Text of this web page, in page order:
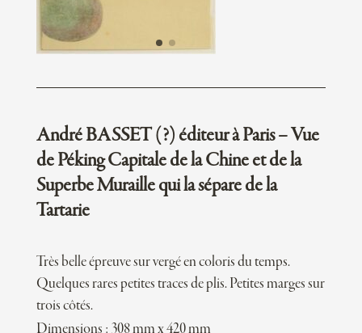
André BASSET (?) éditeur à Paris – Vue
de Péking Capitale de la Chine et de la
Superbe Muraille qui la sépare de la
Tartarie
Très belle épreuve sur vergé en coloris du temps.
Quelques rares petites traces de plis. Petites marges sur
trois côtés.
Dimensions : 308 mm x 420 mm